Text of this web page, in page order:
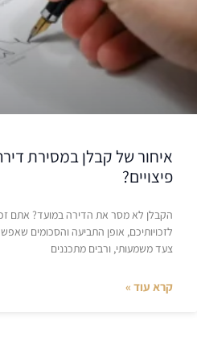
איחור של קבלן במסירת
פיצויים?
הקבלן לא מסר את הדירה במועד? אתם
לזכויותיכם, אופן התביעה והסכומים
צעד משמעותי, ורבים מתכננים
קרא עוד »